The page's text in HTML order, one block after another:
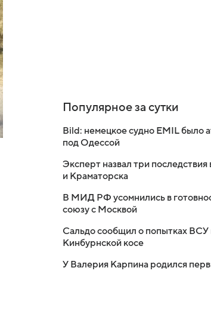
Популярное за сутки
Bild: немецкое судно EMIL было
под Одессой
Эксперт назвал три последствия
и Краматорска
В МИД РФ усомнились в
союзу с Москвой
Сальдо сообщил о попытках ВСУ
Кинбурнской косе
У Валерия Карпина родился